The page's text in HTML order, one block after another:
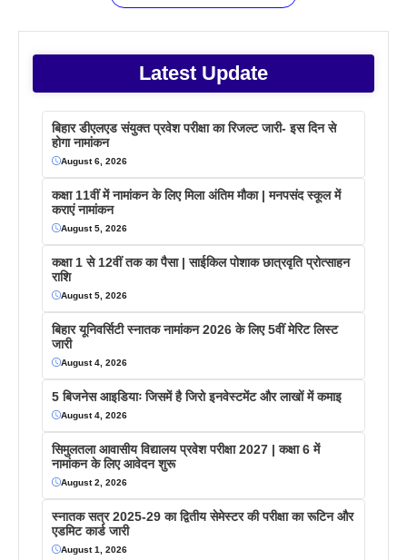
Latest Update
बिहार डीएलएड संयुक्त प्रवेश परीक्षा का रिजल्ट जारी- इस दिन से
होगा नामांकन
August 6, 2026
कक्षा 11वीं में नामांकन के लिए मिला अंतिम मौका | मनपसंद स्कूल में
कराएं नामांकन
August 5, 2026
कक्षा 1 से 12वीं तक का पैसा | साईकिल पोशाक छात्रवृति प्रोत्साहन
राशि
August 5, 2026
बिहार यूनिवर्सिटी स्नातक नामांकन 2026 के लिए 5वीं मेरिट लिस्ट
जारी
August 4, 2026
5 बिजनेस आइडियाः जिसमें है जिरो इनवेस्टमेंट और लाखों में कमाइ
August 4, 2026
सिमुलतला आवासीय विद्यालय प्रवेश परीक्षा 2027 | कक्षा 6 में
नामांकन के लिए आवेदन शुरू
August 2, 2026
स्नातक सत्र 2025-29 का द्वितीय सेमेस्टर की परीक्षा का रूटिन और
एडमिट कार्ड जारी
August 1, 2026